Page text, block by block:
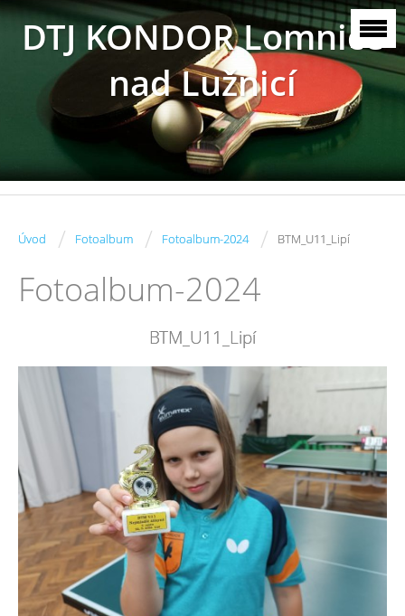
DTJ KONDOR Lomnice
nad Lužnicí
Úvod / Fotoalbum / Fotoalbum-2024 / BTM_U11_Lipí
Fotoalbum-2024
BTM_U11_Lipí